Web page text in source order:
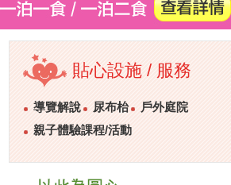
貼心設施 / 服務
導覽解說 尿布枱
戶外庭院
親子體驗課程/活動